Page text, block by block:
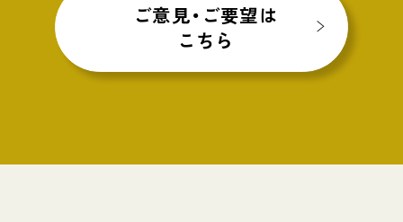
ご意見・ご要望は
こちら